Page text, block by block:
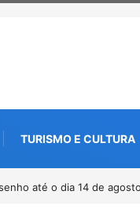
TURISMO E CULTURA